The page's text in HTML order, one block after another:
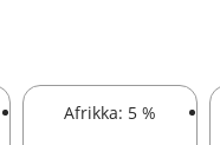
Afrikka: 5 %